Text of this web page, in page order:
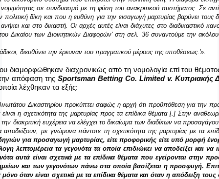
σε συνδυασμό με τη φύση του ανακριτικού συστήματος. Σε
πολιτική δίκη και που η ευθύνη για την εισαγωγή μαρτυρίας βαρύνει τους
και στο δικαστή. Οι αρχές αυτές είναι διάχυτες στο διαδικαστικό
Δικαίου των Διοικητικών Διαφορών' στη σελ. 36 συναντούμε την
διευθύνει την έρευναν του πραγματικού μέρους της υποθέσεως.'».
διαμορφώθηκαν διαχρονικώς από τη νομολογία επί του
απόφαση της Sportsman Betting Co. Limited v. Κυπριακής
λέχθηκαν τα εξής:
Δικαστηρίου προκύπτει σαφώς η αρχή ότι προϋπόθεση για την
είναι η σχετικότητα της μαρτυρίας προς τα επίδικα θέματα [.] Στην
διακριτική ευχέρεια να ελέγχει το δικαίωμα των διαδίκων να
με γνώμονα πάντοτε τη σχετικότητα της μαρτυρίας με τα
για προσαγωγή μαρτυρίας, είτε προφορικής είτε υπό μορφή
λεπτομέρεια τα γεγονότα τα οποία επιδιώκει να αποδείξει και να
αυτά είναι σχετικά με τα επίδικα θέματα που εγείρονται στην
και των γεγονότων πάνω στα οποία βασίζεται η προσφυγή.
όταν είναι σχετικά με τα επίδικα θέματα και όταν η απόδειξη